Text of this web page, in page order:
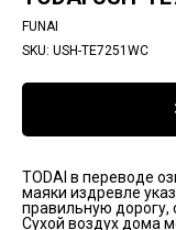
FUNAI
SKU: USH-TE7251WC
TODAI в переводе
маяки издревле
правильную дорогу,
Сухой воздух дома